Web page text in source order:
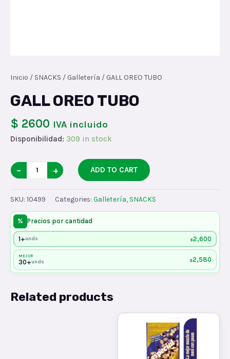
Inicio / SNACKS / Galletería / GALL OREO TUBO
GALL OREO TUBO
$ 2600 IVA incluido
Disponibilidad: 309 in stock
GALL
OREO
TUBO
quantity
− + ADD TO CART
SKU: 10499 Categories: Galletería, SNACKS
% Precios por cantidad
1+unds $2,600
MEJOR
30+unds $2,580
Related products